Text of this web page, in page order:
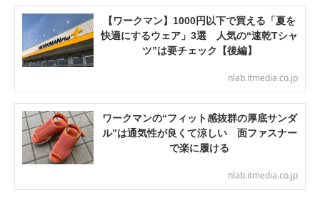
【ワークマン】1000円以下で買える「夏を
快適にするウェア」3選 人気の“速乾Tシャ
ツ”は要チェック【後編】
nlab.itmedia.co.jp
ワークマンの“フィット感抜群の厚底サンダ
ル”は通気性が良くて涼しい 面ファスナー
で楽に履ける
nlab.itmedia.co.jp